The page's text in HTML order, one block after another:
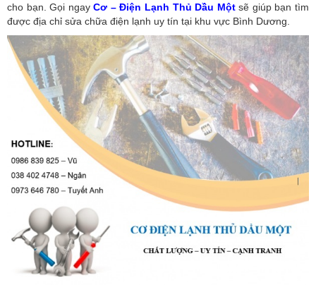
cho bạn. Gọi ngayCơ – Điện Lạnh Thủ Dầu Một sẽ giúp bạn tìm
được địa chỉ sửa chữa điện lạnh uy tín tại khu vực Bình Dương.